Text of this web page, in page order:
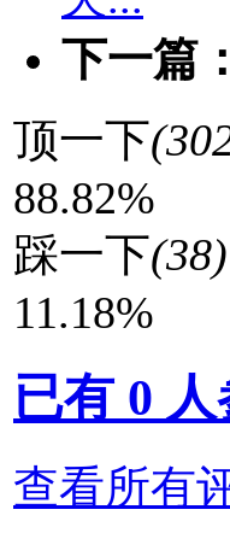
下一篇：
顶一下
88.82%
踩一下(38)
11.18%
已有 0
查看所有